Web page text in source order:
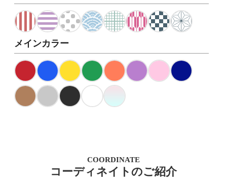
メインカラー
COORDINATE
コーディネイトのご紹介